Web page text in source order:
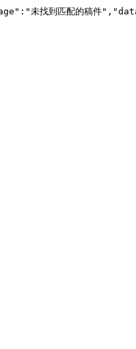
未找到匹配的稿件